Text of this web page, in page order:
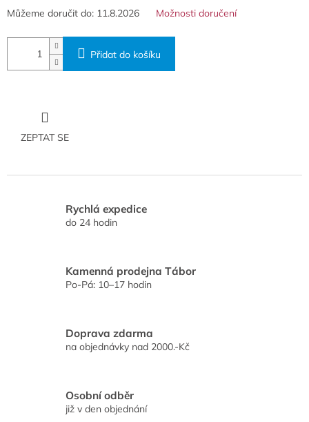
Můžeme doručit do: 11.8.2026 Možnosti doručení
Přidat do košíku
ZEPTAT SE
Rychlá expedice
do 24 hodin
Kamenná prodejna Tábor
Po-Pá: 10–17 hodin
Doprava zdarma
na objednávky nad 2000.-Kč
Osobní odběr
již v den objednání